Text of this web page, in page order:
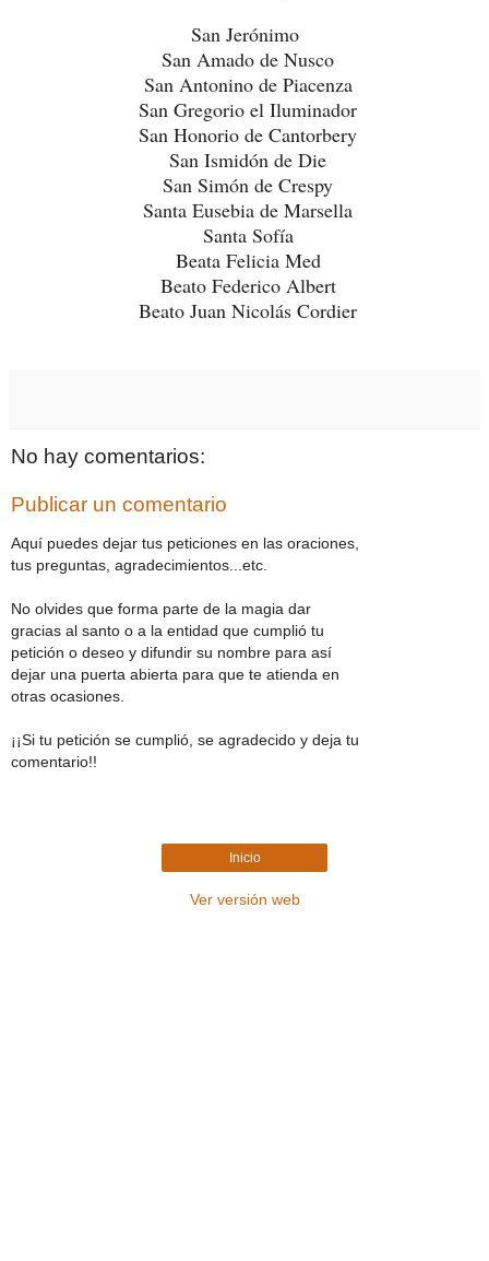
San Jerónimo
San Amado de Nusco
San Antonino de Piacenza
San Gregorio el Iluminador
San Honorio de Cantorbery
San Ismidón de Die
San Simón de Crespy
Santa Eusebia de Marsella
Santa Sofía
Beata Felicia Med
Beato Federico Albert
Beato Juan Nicolás Cordier
No hay comentarios:
Publicar un comentario
Aquí puedes dejar tus peticiones en las oraciones,
tus preguntas, agradecimientos...etc.
No olvides que forma parte de la magia dar
gracias al santo o a la entidad que cumplió tu
petición o deseo y difundir su nombre para así
dejar una puerta abierta para que te atienda en
otras ocasiones.
¡¡Si tu petición se cumplió, se agradecido y deja tu
comentario!!
Inicio
Ver versión web